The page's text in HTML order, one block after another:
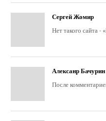
Сергей Жомир
Нет такого сайта -
Алексанр Бачурин
После